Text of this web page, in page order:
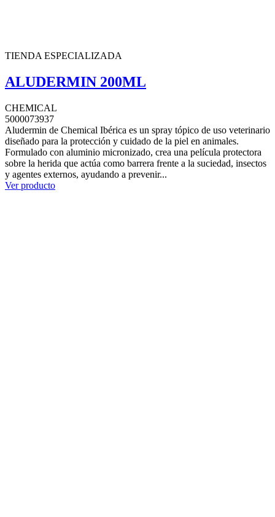
TIENDA ESPECIALIZADA
ALUDERMIN 200ML
CHEMICAL
5000073937
Aludermin de Chemical Ibérica es un spray tópico de uso veterinario
diseñado para la protección y cuidado de la piel en animales.
Formulado con aluminio micronizado, crea una película protectora
sobre la herida que actúa como barrera frente a la suciedad, insectos
y agentes externos, ayudando a prevenir...
Ver producto